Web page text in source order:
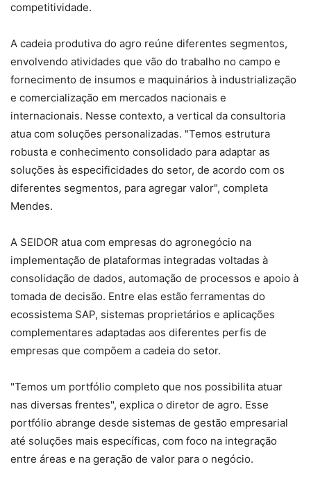
competitividade.
A cadeia produtiva do agro reúne diferentes segmentos,
envolvendo atividades que vão do trabalho no campo e
fornecimento de insumos e maquinários à industrialização
e comercialização em mercados nacionais e
internacionais. Nesse contexto, a vertical da consultoria
atua com soluções personalizadas. "Temos estrutura
robusta e conhecimento consolidado para adaptar as
soluções às especificidades do setor, de acordo com os
diferentes segmentos, para agregar valor", completa
Mendes.
A SEIDOR atua com empresas do agronegócio na
implementação de plataformas integradas voltadas à
consolidação de dados, automação de processos e apoio à
tomada de decisão. Entre elas estão ferramentas do
ecossistema SAP, sistemas proprietários e aplicações
complementares adaptadas aos diferentes perfis de
empresas que compõem a cadeia do setor.
"Temos um portfólio completo que nos possibilita atuar
nas diversas frentes", explica o diretor de agro. Esse
portfólio abrange desde sistemas de gestão empresarial
até soluções mais específicas, com foco na integração
entre áreas e na geração de valor para o negócio.